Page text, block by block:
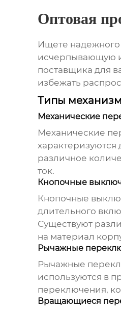
Оптовая
Ищете надежного
исчерпывающую
поставщика для
избежать
Типы
Механические
Механические
характеризуются
различное
ток.
Кнопочные
Кнопочные
длительного
Существуют
на материал
Рычажные
Рычажные
используются в
переключения,
Вращающиеся